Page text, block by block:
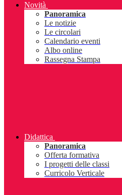
Novità
Panoramica
Le notizie
Le circolari
Calendario eventi
Albo online
Rassegna Stampa
Didattica
Panoramica
Offerta formativa
I progetti delle classi
Curricolo Verticale